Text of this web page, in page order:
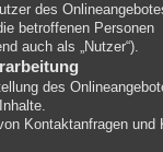
des
betroffenen Personen
auch als „Nutzer“).
des
Kontaktanfragen und